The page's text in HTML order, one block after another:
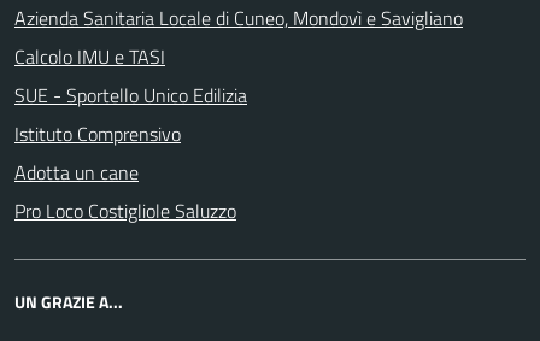
Azienda Sanitaria Locale di Cuneo, Mondovì e Savigliano
Calcolo IMU e TASI
SUE - Sportello Unico Edilizia
Istituto Comprensivo
Adotta un cane
Pro Loco Costigliole Saluzzo
UN GRAZIE A...